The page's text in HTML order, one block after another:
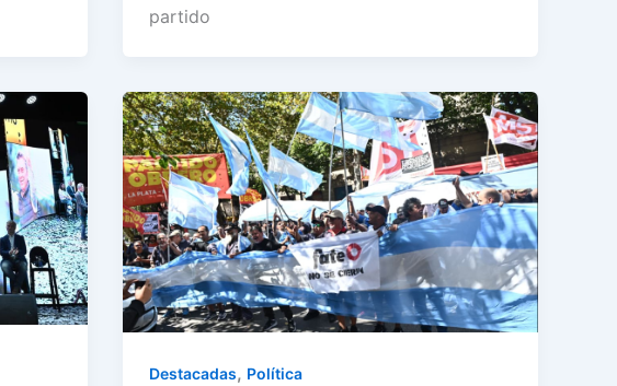
partido
Destacadas, Política